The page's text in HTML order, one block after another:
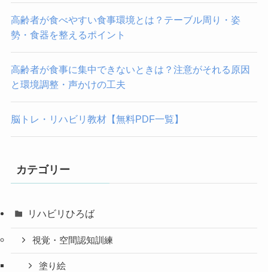
高齢者が食べやすい食事環境とは？テーブル周り・姿
勢・食器を整えるポイント
高齢者が食事に集中できないときは？注意がそれる原因
と環境調整・声かけの工夫
脳トレ・リハビリ教材【無料PDF一覧】
カテゴリー
リハビリひろば
視覚・空間認知訓練
塗り絵